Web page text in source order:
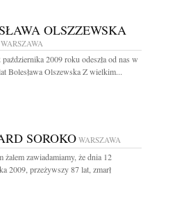
OLSZZEWSKA
WARSZAWA
2009 roku odeszła od nas w
Bolesława Olszewska Z wielkim...
SOROKO WARSZAWA
żalem zawiadamiamy, że dnia 12
2009, przeżywszy 87 lat, zmarł